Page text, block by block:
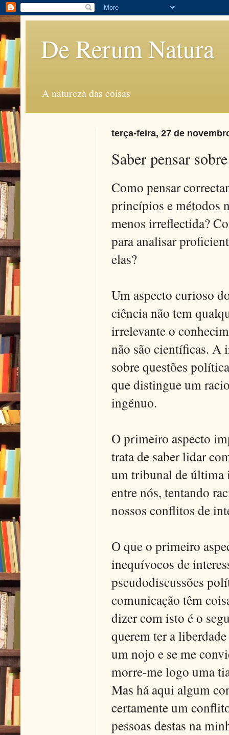
De Rerum Natura
A natureza das coisas
terça-feira, 27 de
Saber pensar
Como pensar
princípios e métodos
menos irreflectida?
para analisar
elas?
Um aspecto curioso
ciência não tem
irrelevante o
não são científicas. A
sobre questões
que distingue um
ingénuo.
O primeiro aspecto
trata de saber lidar
um tribunal de última
entre nós, tentando
nossos conflitos de
O que o primeiro
inequívocos de
pseudodiscussões
comunicação têm
dizer com isto é o
querem ter a
um nojo e se me
morre-me logo uma
Mas há aqui algum
certamente um
pessoas destas na